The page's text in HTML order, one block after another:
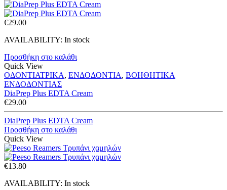
€29.00
AVAILABILITY: In stock
Προσθήκη στο καλάθι
Quick View
ΟΔΟΝΤΙΑΤΡΙΚΑ, ΕΝΔΟΔΟΝΤΙΑ, ΒΟΗΘΗΤΙΚΑ
ΕΝΔΟΔΟΝΤΙΑΣ
DiaPrep Plus EDTA Cream
€29.00
DiaPrep Plus EDTA Cream
Προσθήκη στο καλάθι
Quick View
€13.80
AVAILABILITY: In stock